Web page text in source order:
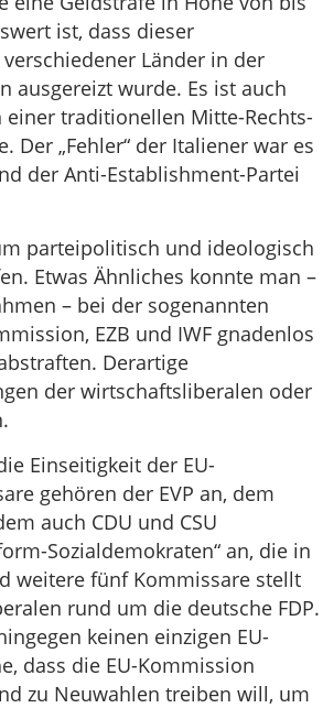
ist, dass dieser
Länder in der
ausgereizt wurde. Es ist auch
traditionellen Mitte-Rechts-
Der „Fehler“ der Italiener war es
der Anti-Establishment-Partei
parteipolitisch und ideologisch
Etwas Ähnliches konnte man –
– bei der sogenannten
EZB und IWF gnadenlos
Derartige
der wirtschaftsliberalen oder
Einseitigkeit der EU-
gehören der EVP an, dem
auch CDU und CSU
Sozialdemokraten“ an, die in
weitere fünf Kommissare stellt
rund um die deutsche FDP.
keinen einzigen EU-
dass die EU-Kommission
zu Neuwahlen treiben will, um